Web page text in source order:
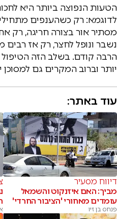
הטעות הנפוצה ביותר היא
לדוגמא: רק כשהענפים
מסתיר אור בצורה חריגה, רק
נשבר ונופל לחצר, רק אז רבים
הרבה קודם. בשלב הזה הטיפול
יותר וברוב המקרים גם למסוכן
עוד באתר:
דיווח מסעיר
מביך: האם איזנקוט והשמאל
עומדים מאחורי 'הציבור החרדי'
פנחס בן זיו